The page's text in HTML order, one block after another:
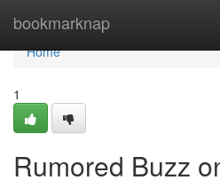
bookmarknap
Home
Home
1
Rumored Buzz